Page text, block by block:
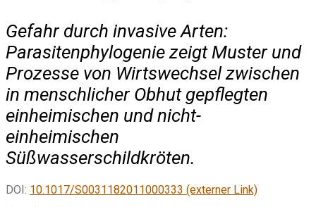
Gefahr durch invasive Arten:
Parasitenphylogenie zeigt Muster und
Prozesse von Wirtswechsel zwischen
in menschlicher Obhut gepflegten
einheimischen und nicht-
einheimischen
Süßwasserschildkröten.
DOI: 10.1017/S0031182011000333 (externer Link)